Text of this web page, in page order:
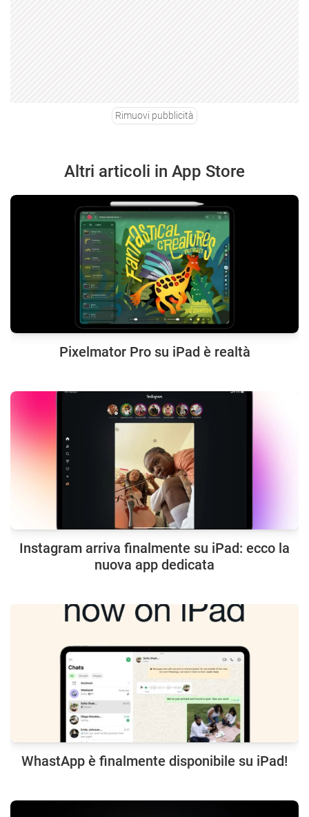
Rimuovi pubblicità
Altri articoli in App Store
Pixelmator Pro su iPad è realtà
Instagram arriva finalmente su iPad: ecco la
nuova app dedicata
WhastApp è finalmente disponibile su iPad!